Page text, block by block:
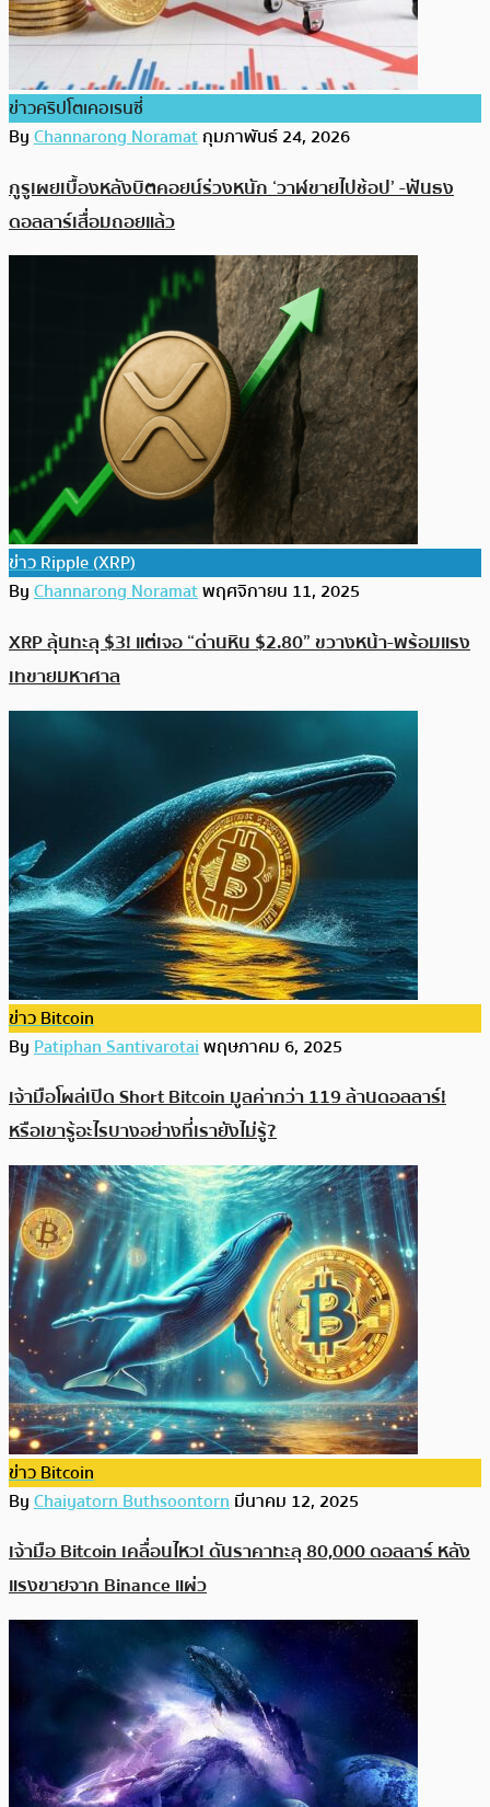
ข่าวคริปโตเคอเรนซี่
ByChannarong Noramatกุมภาพันธ์ 24, 2026
กูรูเผยเบื้องหลังบิตคอยน์ร่วงหนัก ‘วาฬขายไปช้อป’ -ฟันธง
ดอลลาร์เสื่อมถอยแล้ว
ข่าว Ripple (XRP)
ByChannarong Noramatพฤศจิกายน 11, 2025
XRP ลุ้นทะลุ $3! แต่เจอ “ด่านหิน $2.80” ขวางหน้า-พร้อมแรง
เทขายมหาศาล
ข่าว Bitcoin
ByPatiphan Santivarotaiพฤษภาคม 6, 2025
เจ้ามือโผล่เปิด Short Bitcoin มูลค่ากว่า 119 ล้านดอลลาร์!
หรือเขารู้อะไรบางอย่างที่เรายังไม่รู้?
ข่าว Bitcoin
ByChaiyatorn Buthsoontornมีนาคม 12, 2025
เจ้ามือ Bitcoin เคลื่อนไหว! ดันราคาทะลุ 80,000 ดอลลาร์ หลัง
แรงขายจาก Binance แผ่ว